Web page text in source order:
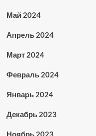
Май 2024
Апрель 2024
Март 2024
Февраль 2024
Январь 2024
Декабрь 2023
Ноябрь 2023